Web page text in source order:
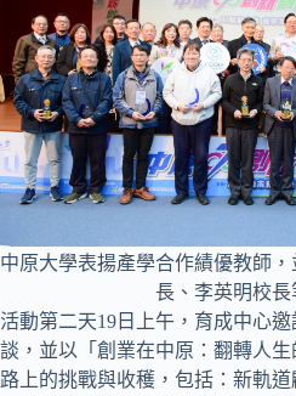
中原大學表揚產學合作績優教師
長、李英明校長
活動第二天19日上午，育成中心
談，並以「創業在中原：翻轉人
路上的挑戰與收穫，包括：新軌